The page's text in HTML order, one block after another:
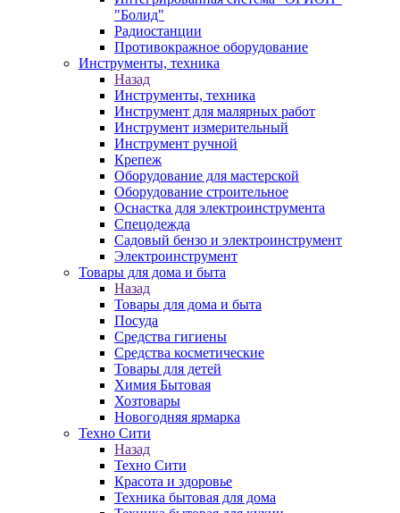
"Болид"
Радиостанции
Противокражное оборудование
Инструменты, техника
Назад
Инструменты, техника
Инструмент для малярных работ
Инструмент измерительный
Инструмент ручной
Крепеж
Оборудование для мастерской
Оборудование строительное
Оснастка для электроинструмента
Спецодежда
Садовый бензо и электроинструмент
Электроинструмент
Товары для дома и быта
Назад
Товары для дома и быта
Посуда
Средства гигиены
Средства косметические
Товары для детей
Химия Бытовая
Хозтовары
Новогодняя ярмарка
Техно Сити
Назад
Техно Сити
Красота и здоровье
Техника бытовая для дома